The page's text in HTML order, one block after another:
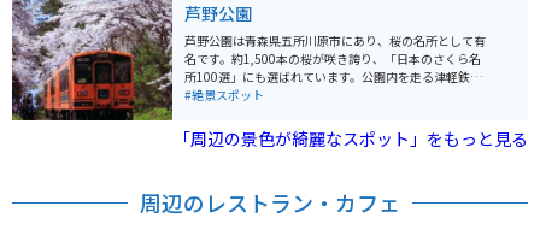
通れないという「階段国道」と呼ばれる339号線なる珍
スポットもあります。岬に向かうまでの一本の山道から
は綺麗な海、天気の良い日には函館が見えます。龍飛岬
の少し手前には有名な青函トンネルがあり、中には入れ
ませんがすぐ近くまで行き少しでけ中を見ることができ
らいは空いています。 ただし、周辺は町におりないとガ
ソリンスタンドもコンビニもスーパーもトイレも無いた
めです。
芦野公園
芦野公園は青森県五所川原市にあり、桜の名所として有
名です。約1,500本の桜が咲き誇り、「日本のさくら名
所100選」にも選ばれています。公園内を走る津軽鉄道
のローカル線や、昔ながらの駅舎に懐かしさを感じま
も知られ、関連する文学碑や銅像が設置されています。
約80haの広大な園地には、芦野湖を中心とした自然豊か
ことができます。駐車場もあり、ちょっとしたご飯を食
#絶景スポット
「周辺の景色が綺麗なスポット」をもっと見る
周辺のレストラン・カフェ